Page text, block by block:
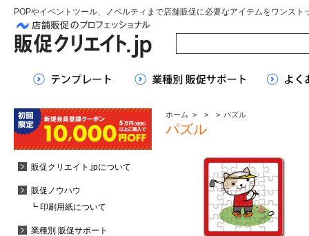
POPやイベントツール、ノベルティまで店舗販促に必要なアイテムをワンスト
ホーム > > > パズル
パズル
販促クリエイト.jpについて
販促ノウハウ
┗ 印刷用紙について
業種別 販促サポート